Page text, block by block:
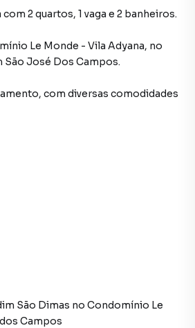
2 quartos, 1 vaga e 2 banheiros.
Le Monde - Vila Adyana, no
São José Dos Campos.
, com diversas comodidades
São Dimas no Condomínio Le
Campos